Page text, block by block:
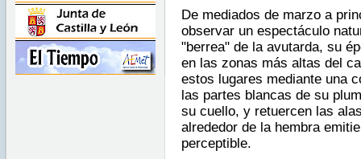
De mediados de marzo a
observar un espectáculo
"berrea" de la avutarda, su
en las zonas más altas del
estos lugares mediante una
las partes blancas de su
su cuello, y retuercen las
alrededor de la hembra
perceptible.